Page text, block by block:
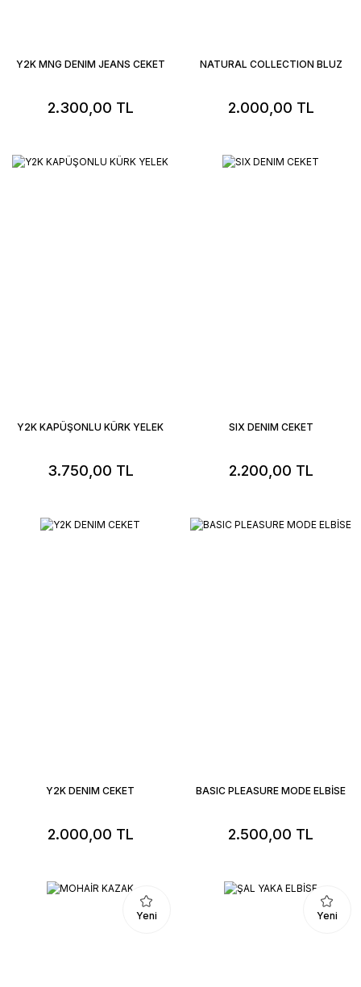
Y2K MNG DENIM JEANS CEKET
2.300,00 TL
NATURAL COLLECTION BLUZ
2.000,00 TL
Y2K KAPÜŞONLU KÜRK YELEK
3.750,00 TL
SIX DENIM CEKET
2.200,00 TL
Y2K DENIM CEKET
2.000,00 TL
BASIC PLEASURE MODE ELBİSE
2.500,00 TL
Yeni Yeni